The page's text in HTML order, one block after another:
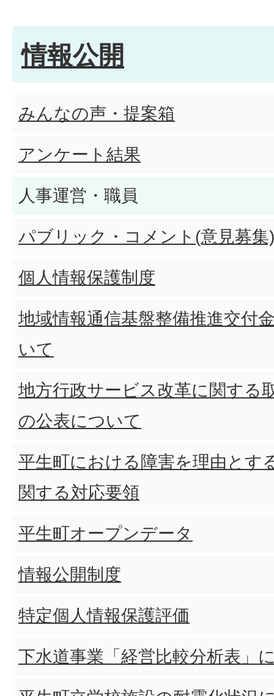
情報公開
みんなの声・提案箱
アンケート結果
人事運営・職員
パブリック・コメント(意見募集
個人情報保護制度
地域情報通信基盤整備推進交付
いて
地方行政サービス改革に関する
の公表について
平生町における障害を理由とす
関する対応要領
平生町オープンデータ
情報公開制度
特定個人情報保護評価
下水道事業「経営比較分析表」